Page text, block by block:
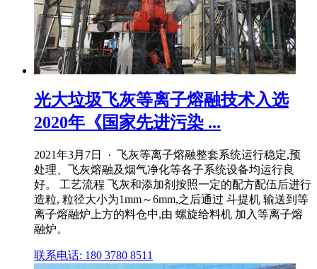
光大垃圾飞灰等离子熔融技术入选
2020年《国家先进污染 ...
2021年3月7日 · 飞灰等离子熔融整套系统运行稳定,预
处理、飞灰熔融及烟气净化等各子系统设备均运行良
好。 工艺流程 飞灰和添加剂按照一定的配方配伍后进行
造粒, 粒径大小为1mm～6mm,之后通过 斗提机 输送到等
离子熔融炉上方的料仓中,由 螺旋给料机 加入等离子熔
融炉。
联系电话: 180 3780 8511